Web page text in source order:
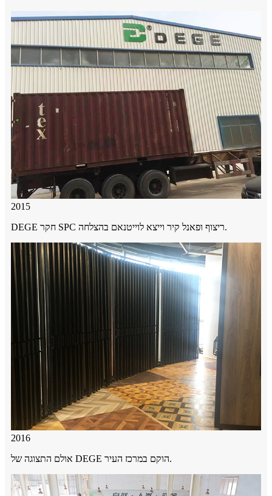
2015
DEGE חקר SPC ריצוף ופאנל קיר וייצא לוייטנאם בהצלחה.
2016
אולם התצוגה של DEGE הוקם במרכז העיר.